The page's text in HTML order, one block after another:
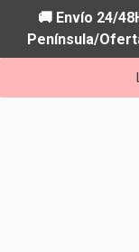
🚚 Envío 24/
Península/